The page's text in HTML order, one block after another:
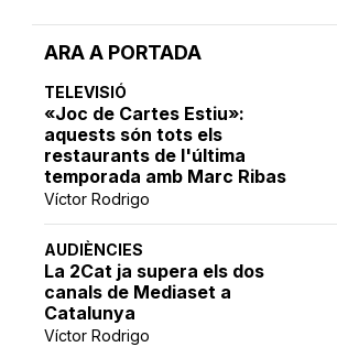
ARA A PORTADA
TELEVISIÓ
«Joc de Cartes Estiu»:
aquests són tots els
restaurants de l'última
temporada amb Marc Ribas
Víctor Rodrigo
AUDIÈNCIES
La 2Cat ja supera els dos
canals de Mediaset a
Catalunya
Víctor Rodrigo